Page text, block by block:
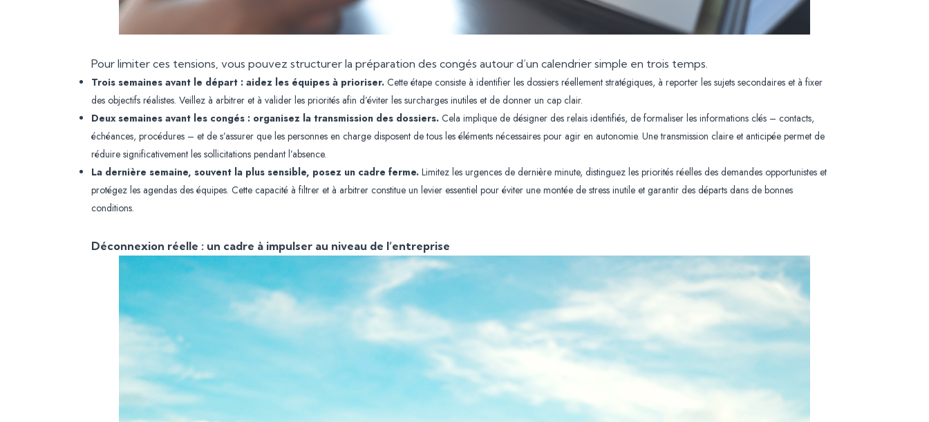
Pour limiter ces tensions, vous pouvez structurer la préparation des congés autour d’un calendrier simple en trois temps.
Trois semaines avant le départ : aidez les équipes à prioriser. Cette étape consiste à identifier les dossiers réellement stratégiques, à reporter les sujets secondaires et à fixer
des objectifs réalistes. Veillez à arbitrer et à valider les priorités afin d’éviter les surcharges inutiles et de donner un cap clair.
Deux semaines avant les congés : organisez la transmission des dossiers. Cela implique de désigner des relais identifiés, de formaliser les informations clés – contacts,
échéances, procédures – et de s’assurer que les personnes en charge disposent de tous les éléments nécessaires pour agir en autonomie. Une transmission claire et anticipée permet de
réduire significativement les sollicitations pendant l’absence.
La dernière semaine, souvent la plus sensible, posez un cadre ferme. Limitez les urgences de dernière minute, distinguez les priorités réelles des demandes opportunistes et
protégez les agendas des équipes. Cette capacité à filtrer et à arbitrer constitue un levier essentiel pour éviter une montée de stress inutile et garantir des départs dans de bonnes
conditions.
Déconnexion réelle : un cadre à impulser au niveau de l’entreprise